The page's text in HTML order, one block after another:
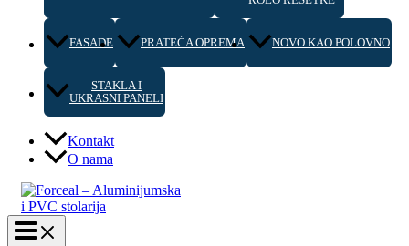
FASADE PRATEĆA OPREMA NOVO KAO POLOVNO
STAKLA I
UKRASNI PANELI
Kontakt
O nama